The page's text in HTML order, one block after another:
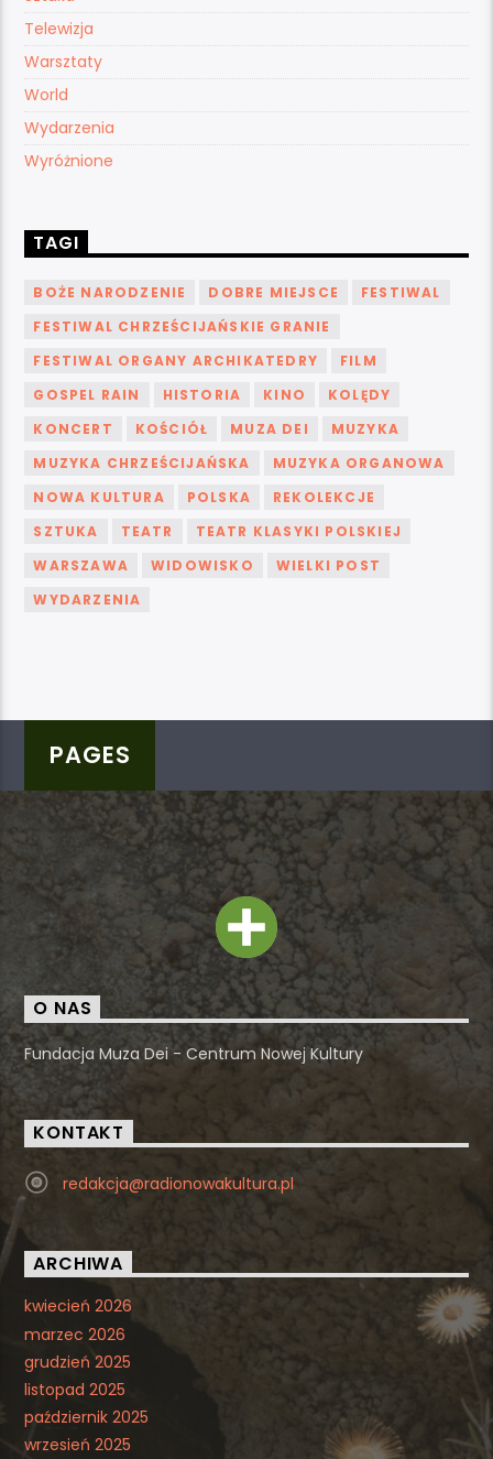
Telewizja
Warsztaty
World
Wydarzenia
Wyróżnione
TAGI
BOŻE NARODZENIE DOBRE MIEJSCE
FESTIWAL
FESTIWAL CHRZEŚCIJAŃSKIE GRANIE
FESTIWAL ORGANY ARCHIKATEDRY
FILM
GOSPEL RAIN
HISTORIA KINO
KOLĘDY
KONCERT
KOŚCIÓŁ MUZA DEI
MUZYKA
MUZYKA CHRZEŚCIJAŃSKA
MUZYKA ORGANOWA
NOWA KULTURA
POLSKA
REKOLEKCJE
SZTUKA
TEATR
TEATR KLASYKI POLSKIEJ
WARSZAWA
WIDOWISKO
WIELKI POST
WYDARZENIA
PAGES
O NAS
Fundacja Muza Dei - Centrum Nowej Kultury
KONTAKT
redakcja@radionowakultura.pl
ARCHIWA
kwiecień 2026
marzec 2026
grudzień 2025
listopad 2025
październik 2025
wrzesień 2025